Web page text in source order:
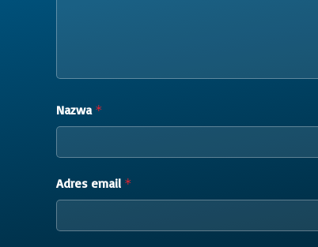
Nazwa *
Adres email *